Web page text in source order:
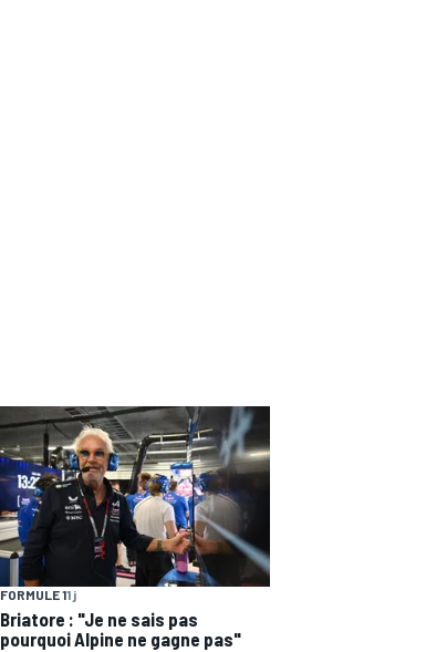
FORMULE 11 j
Briatore : "Je ne sais pas
pourquoi Alpine ne gagne pas"